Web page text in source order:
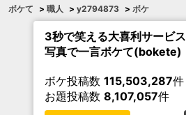
ボケて > 職人 > y2794873 > ボケ
3秒で笑える大喜利サービス
写真で一言ボケて(bokete)
ボケ投稿数 115,503,287件
お題投稿数 8,107,057件